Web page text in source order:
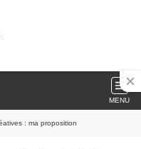
MENU
: ma proposition